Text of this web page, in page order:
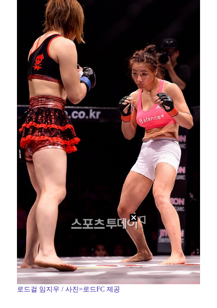
[ST포토] 이강인, 이제는 AT마드리드
[ST포토] 패스하는 이강인
로드걸 임지우 / 사진=로드FC 제공